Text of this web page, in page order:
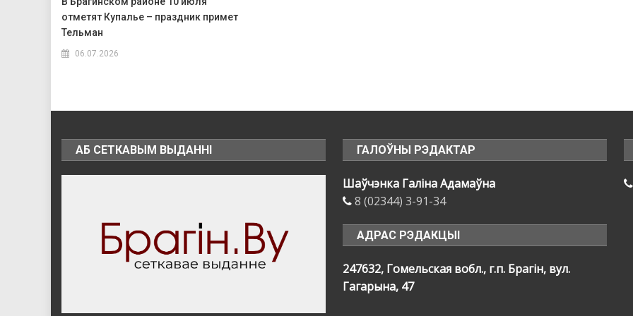
отметят Купалье – праздник примет
Тельман
06.07.2026
АБ СЕТКАВЫМ ВЫДАННІ ГАЛОЎНЫ РЭДАКТАР
Шаўчэнка Галіна Адамаўна
8 (02344) 3-91-34
АДРАС РЭДАКЦЫІ
247632, Гомельская вобл., г.п. Брагін, вул.
Гагарына, 47